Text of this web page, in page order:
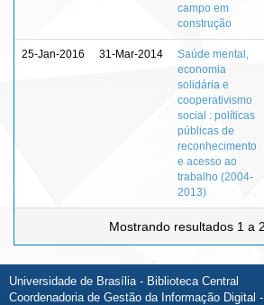
campo em
construção
25-Jan-2016 31-Mar-2014
Saúde mental,
economia
solidária e
cooperativismo
social : políticas
públicas de
reconhecimento
e acesso ao
trabalho (2004-
2013)
Mostrando resultados 1 a
Universidade de Brasília - Biblioteca Central
Coordenadoria de Gestão da Informação Digital